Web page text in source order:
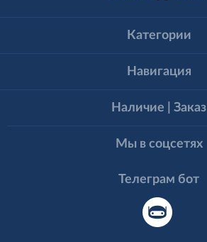
Категории
Навигация
Наличие | Заказ
Мы в соцсетях
Телеграм бот